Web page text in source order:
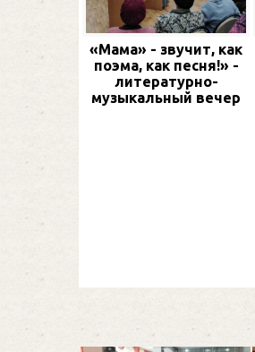
«Мама» - звучит, как
поэма, как песня!» -
литературно-
музыкальный вечер